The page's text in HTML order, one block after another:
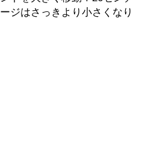
ジはさっきより小さくなり